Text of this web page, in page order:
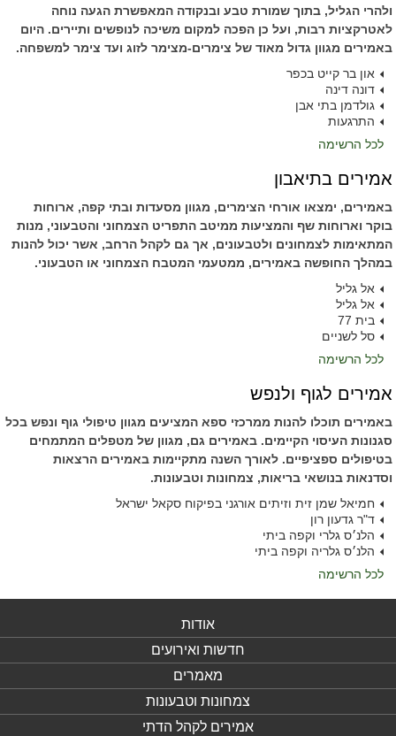
ולהרי הגליל, בתוך שמורת טבע ובנקודה המאפשרת הגעה נוחה
לאטרקציות רבות, ועל כן הפכה למקום משיכה לנופשים ותיירים. היום
באמירים מגוון גדול מאוד של צימרים-מצימר לזוג ועד צימר למשפחה.
און בר קייט בכפר
דונה דינה
גולדמן בתי אבן
התרגעות
לכל הרשימה
אמירים בתיאבון
באמירים, ימצאו אורחי הצימרים, מגוון מסעדות ובתי קפה, ארוחות
בוקר וארוחות שף והמציעות ממיטב התפריט הצמחוני והטבעוני, מנות
המתאימות לצמחונים ולטבעונים, אך גם לקהל הרחב, אשר יכול להנות
במהלך החופשה באמירים, ממטעמי המטבח הצמחוני או הטבעוני.
אל גליל
אל גליל
בית 77
סל לשניים
לכל הרשימה
אמירים לגוף ולנפש
באמירים תוכלו להנות ממרכזי ספא המציעים מגוון טיפולי גוף ונפש בכל
סגנונות העיסוי הקיימים. באמירים גם, מגוון של מטפלים המתמחים
בטיפולים ספציפיים. לאורך השנה מתקיימות באמירים הרצאות
וסדנאות בנושאי בריאות, צמחונות וטבעונות.
חמיאל שמן זית וזיתים אורגני בפיקוח סקאל ישראל
ד"ר גדעון רון
הלנ׳ס גלרי וקפה ביתי
הלנ׳ס גלריה וקפה ביתי
לכל הרשימה
אודות
חדשות ואירועים
מאמרים
צמחונות וטבעונות
אמירים לקהל הדתי